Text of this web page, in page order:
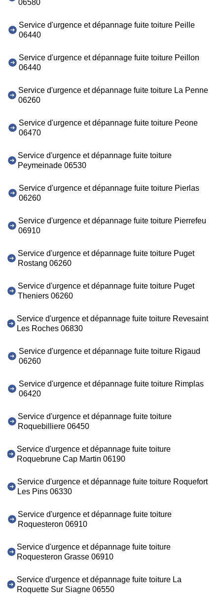
06580
Service d'urgence et dépannage fuite toiture Peille
06440
Service d'urgence et dépannage fuite toiture Peillon
06440
Service d'urgence et dépannage fuite toiture La Penne
06260
Service d'urgence et dépannage fuite toiture Peone
06470
Service d'urgence et dépannage fuite toiture
Peymeinade 06530
Service d'urgence et dépannage fuite toiture Pierlas
06260
Service d'urgence et dépannage fuite toiture Pierrefeu
06910
Service d'urgence et dépannage fuite toiture Puget
Rostang 06260
Service d'urgence et dépannage fuite toiture Puget
Theniers 06260
Service d'urgence et dépannage fuite toiture Revesaint
Les Roches 06830
Service d'urgence et dépannage fuite toiture Rigaud
06260
Service d'urgence et dépannage fuite toiture Rimplas
06420
Service d'urgence et dépannage fuite toiture
Roquebilliere 06450
Service d'urgence et dépannage fuite toiture
Roquebrune Cap Martin 06190
Service d'urgence et dépannage fuite toiture Roquefort
Les Pins 06330
Service d'urgence et dépannage fuite toiture
Roquesteron 06910
Service d'urgence et dépannage fuite toiture
Roquesteron Grasse 06910
Service d'urgence et dépannage fuite toiture La
Roquette Sur Siagne 06550